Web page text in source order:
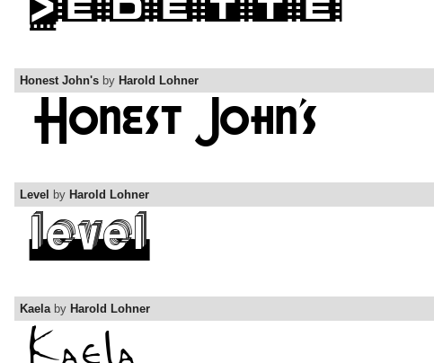
Honest John's by Harold Lohner
Level by Harold Lohner
Kaelaby Harold Lohner